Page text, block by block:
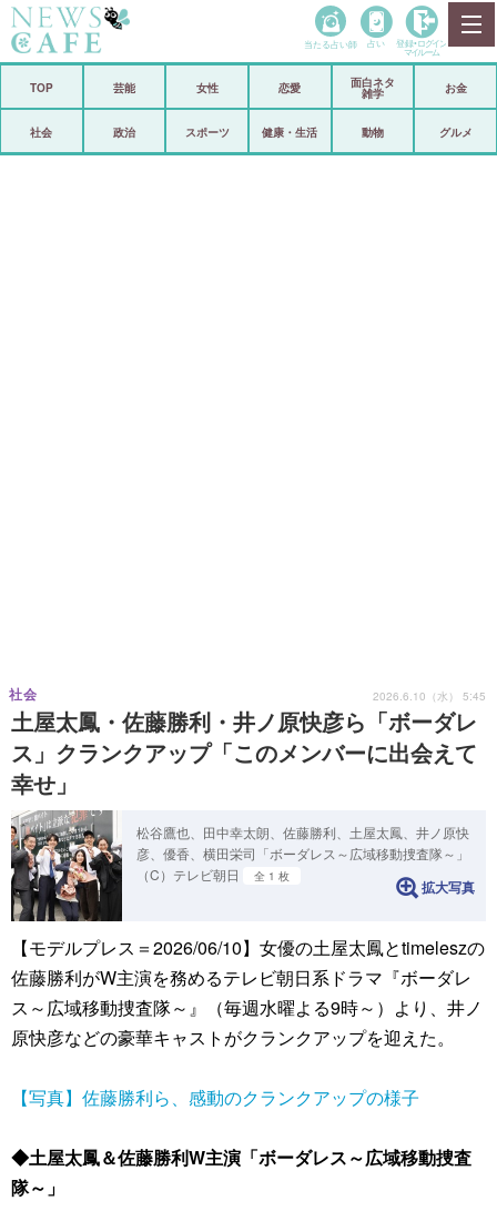
政治
当たる占い師 占い 登録• ログイン
マイルーム
TOP 芸能 女性 恋愛
面白ネタ
雑学
お金
社会 政治 スポーツ 健康・生活 動物 グルメ
土屋太鳳・佐藤勝利・井ノ原快彦ら「ボーダレ
ス」クランクアップ「このメンバーに出会えて
幸せ」
社会 2026.6.10（水） 5:45
松谷鷹也、田中幸太朗、佐藤勝利、土屋太鳳、井ノ原快
彦、優香、横田栄司「ボーダレス～広域移動捜査隊～」
（C）テレビ朝日
全 1 枚
拡大写真
【モデルプレス＝2026/06/10】女優の土屋太鳳とtimeleszの
佐藤勝利がW主演を務めるテレビ朝日系ドラマ『ボーダレ
ス～広域移動捜査隊～』（毎週水曜よる9時～）より、井ノ
原快彦などの豪華キャストがクランクアップを迎えた。
【写真】佐藤勝利ら、感動のクランクアップの様子
◆土屋太鳳＆佐藤勝利W主演「ボーダレス～広域移動捜査
隊～」